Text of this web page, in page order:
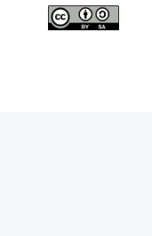
Nombre d'ETP
Nombre total